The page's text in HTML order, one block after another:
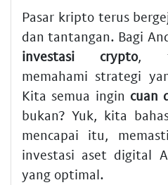
Pasar kripto terus
dan tantangan. Bagi
investasi crypto,
memahami strategi
Kita semua ingin cuan
bukan? Yuk, kita
mencapai itu,
investasi aset digital
yang optimal.